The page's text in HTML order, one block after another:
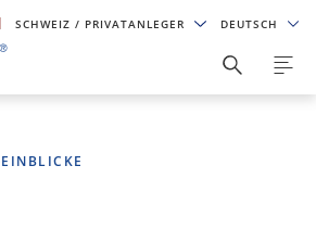
SCHWEIZ/ PRIVATANLEGER DEUTSCH